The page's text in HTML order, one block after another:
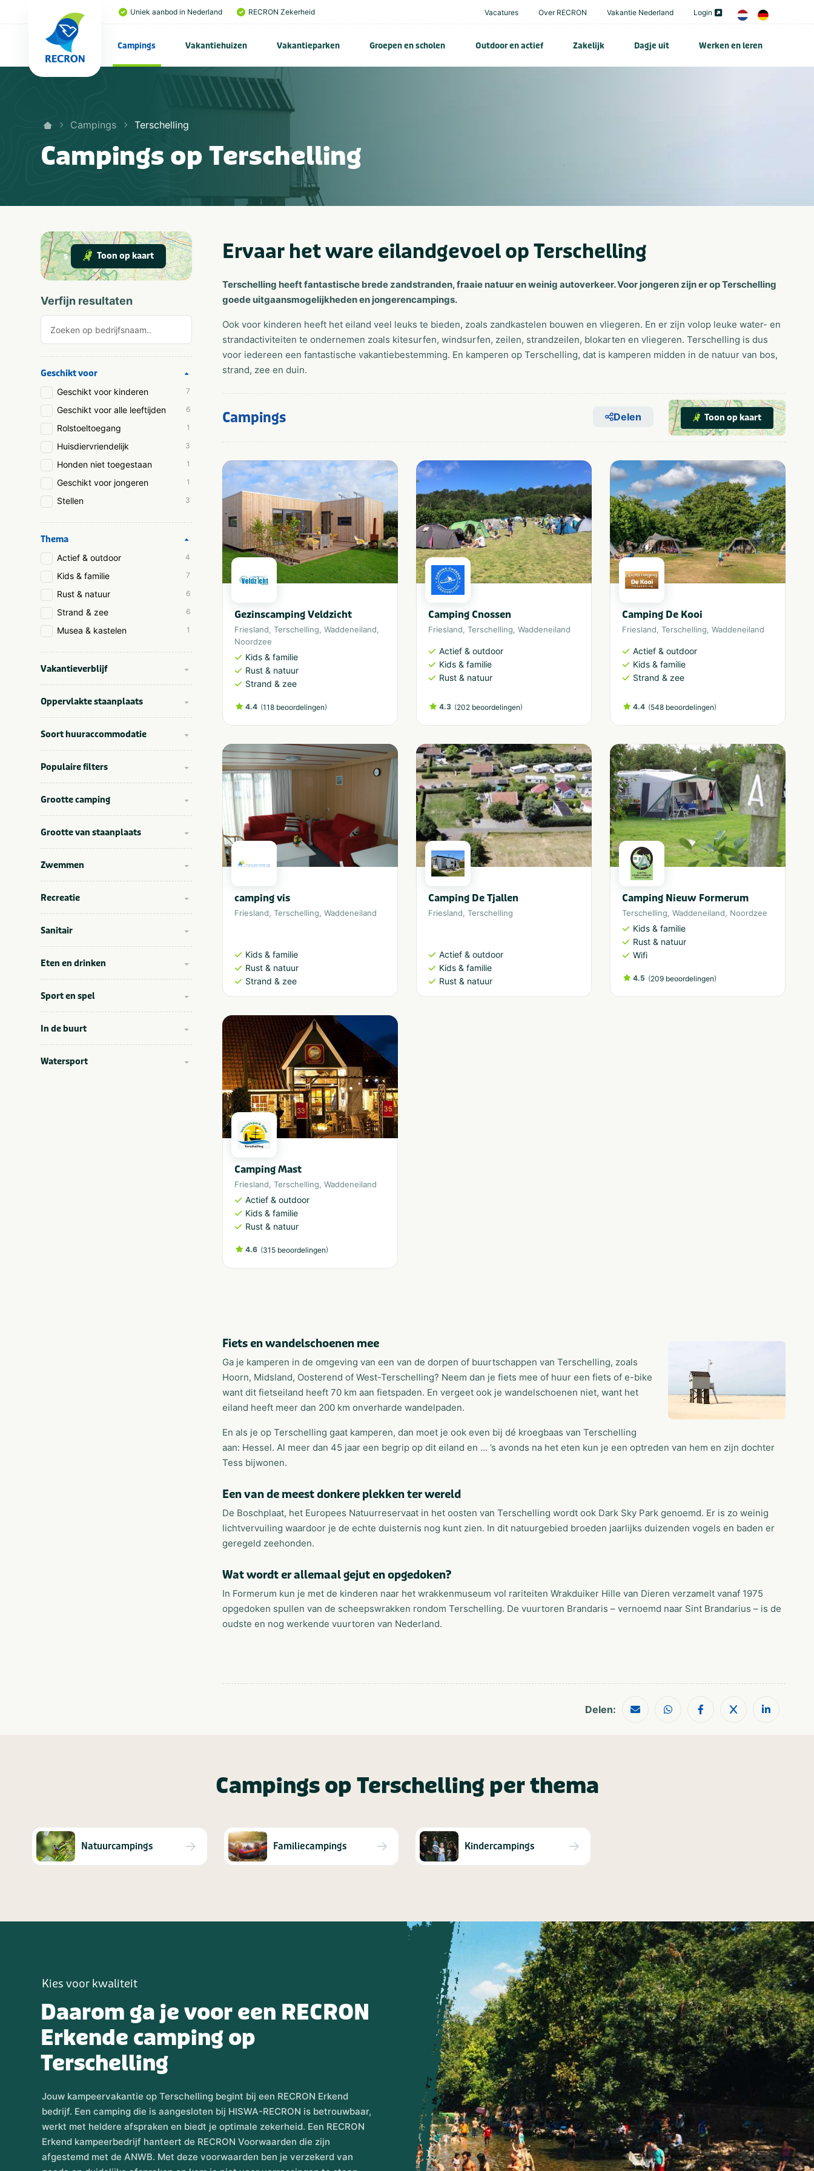
Uniek aanbod in Nederland RECRON Zekerheid Vacatures Over RECRON Vakantie Nederland Login
Campings Vakantiehuizen Vakantieparken Groepen en scholen Outdoor en actief Zakelijk Dagje uit Werken en leren
Campings Terschelling
Campings op Terschelling
s Toon op kaart
Verfijn resultaten
Geschikt voor
Geschikt voor kinderen 7
Geschikt voor alle leeftijden 6
Rolstoeltoegang 1
Huisdiervriendelijk 3
Honden niet toegestaan 1
Geschikt voor jongeren 1
Stellen 3
Thema
Actief & outdoor 4
Kids & familie 7
Rust & natuur 6
Strand & zee 6
Musea & kastelen 1
Vakantieverblijf
Oppervlakte staanplaats
Soort huuraccommodatie
Populaire filters
Grootte camping
Grootte van staanplaats
Zwemmen
Recreatie
Sanitair
Eten en drinken
Sport en spel
In de buurt
Watersport
Ervaar het ware eilandgevoel op Terschelling
Terschelling heeft fantastische brede zandstranden, fraaie natuur en weinig autoverkeer. Voor jongeren zijn er op Terschelling
goede uitgaansmogelijkheden en jongerencampings.
Ook voor kinderen heeft het eiland veel leuks te bieden, zoals zandkastelen bouwen en vliegeren. En er zijn volop leuke water- en
strandactiviteiten te ondernemen zoals kitesurfen, windsurfen, zeilen, strandzeilen, blokarten en vliegeren. Terschelling is dus
voor iedereen een fantastische vakantiebestemming. En kamperen op Terschelling, dat is kamperen midden in de natuur van bos,
strand, zee en duin.
Campings Delen Toon op kaart
Gezinscamping Veldzicht
Friesland, Terschelling, Waddeneiland,
Noordzee
Kids & familie
Rust & natuur
Strand & zee
4.4 (118 beoordelingen)
Camping Cnossen
Friesland, Terschelling, Waddeneiland
Actief & outdoor
Kids & familie
Rust & natuur
4.3 (202 beoordelingen)
Camping De Kooi
Friesland, Terschelling, Waddeneiland
Actief & outdoor
Kids & familie
Strand & zee
4.4 (548 beoordelingen)
camping vis
Friesland, Terschelling, Waddeneiland
Kids & familie
Rust & natuur
Strand & zee
Camping De Tjallen
Friesland, Terschelling
Actief & outdoor
Kids & familie
Rust & natuur
Camping Nieuw Formerum
Terschelling, Waddeneiland, Noordzee
Kids & familie
Rust & natuur
Wifi
4.5 (209 beoordelingen)
Camping Mast
Friesland, Terschelling, Waddeneiland
Actief & outdoor
Kids & familie
Rust & natuur
4.6 (315 beoordelingen)
Fiets en wandelschoenen mee
Ga je kamperen in de omgeving van een van de dorpen of buurtschappen van Terschelling, zoals
Hoorn, Midsland, Oosterend of West-Terschelling? Neem dan je fiets mee of huur een fiets of e-bike
want dit fietseiland heeft 70 km aan fietspaden. En vergeet ook je wandelschoenen niet, want het
eiland heeft meer dan 200 km onverharde wandelpaden.
En als je op Terschelling gaat kamperen, dan moet je ook even bij dé kroegbaas van Terschelling
aan: Hessel. Al meer dan 45 jaar een begrip op dit eiland en … ’s avonds na het eten kun je een optreden van hem en zijn dochter
Tess bijwonen.
Een van de meest donkere plekken ter wereld
De Boschplaat, het Europees Natuurreservaat in het oosten van Terschelling wordt ook Dark Sky Park genoemd. Er is zo weinig
lichtvervuiling waardoor je de echte duisternis nog kunt zien. In dit natuurgebied broeden jaarlijks duizenden vogels en baden er
geregeld zeehonden.
Wat wordt er allemaal gejut en opgedoken?
In Formerum kun je met de kinderen naar het wrakkenmuseum vol rariteiten Wrakduiker Hille van Dieren verzamelt vanaf 1975
opgedoken spullen van de scheepswrakken rondom Terschelling. De vuurtoren Brandaris – vernoemd naar Sint Brandarius – is de
oudste en nog werkende vuurtoren van Nederland.
Delen:
Campings op Terschelling per thema
Natuurcampings Familiecampings Kindercampings
Kies voor kwaliteit
Daarom ga je voor een RECRON
Erkende camping op
Terschelling
Jouw kampeervakantie op Terschelling begint bij een RECRON Erkend
bedrijf. Een camping die is aangesloten bij HISWA-RECRON is betrouwbaar,
werkt met heldere afspraken en biedt je optimale zekerheid. Een RECRON
Erkend kampeerbedrijf hanteert de RECRON Voorwaarden die zijn
afgestemd met de ANWB. Met deze voorwaarden ben je verzekerd van